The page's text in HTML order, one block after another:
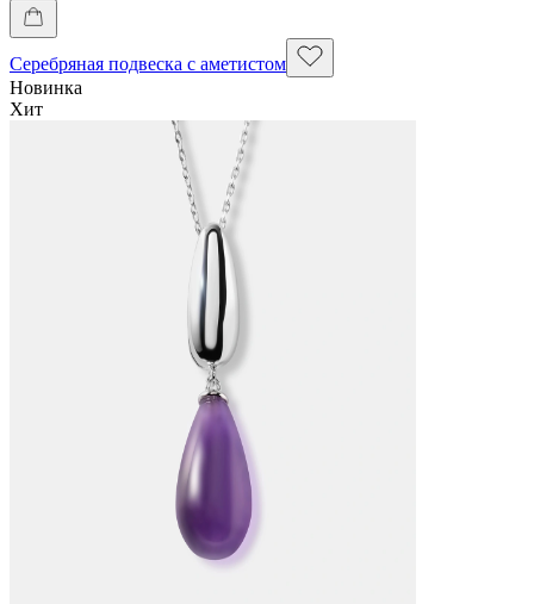
Серебряная подвеска с аметистом
Новинка
Хит